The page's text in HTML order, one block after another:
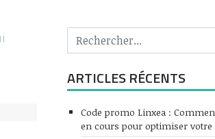
ARTICLES RÉCENTS
Code promo Linxea :
en cours pour optimiser